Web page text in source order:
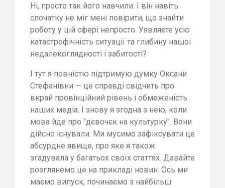
Ні, просто так його навчили. І він навіть
спочатку не міг мені повірити, що знайти
роботу у цій сфері непросто. Уявляєте усю
катастрофічність ситуації та глибину нашої
недалекоглядності і забитості?
І тут я повністю підтримую думку Оксани
Стефанівни — це справді свідчить про
вкрай провінційний рівень і обмеженість
наших медіа. І знову я згодна з нею, коли
мова йде про "дєвочєк на культурку". Вони
дійсно існували. Ми мусимо зафіксувати це
абсурдне явище, про яке я також
згадувала у багатьох своїх статтях. Давайте
розглянемо це на прикладі новин. Ось ми
маємо випуск, починаємо з найбільш